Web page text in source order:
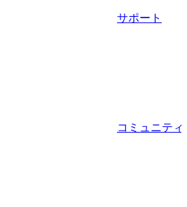
サポート
コミュニティ